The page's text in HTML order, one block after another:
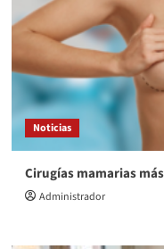
Noticias
Cirugías mamarias
Administrador